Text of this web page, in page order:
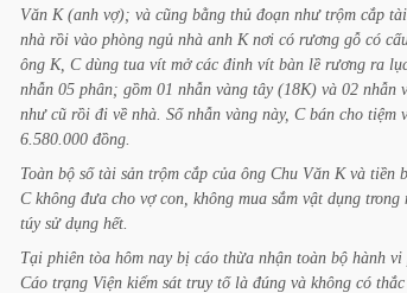
Văn K (anh vợ); và cũng bằng thủ đoạn như trộm cắp tài
nhà rồi vào phòng ngủ nhà anh K nơi có rương gỗ có
ông K, C dùng tua vít mở các đinh vít bàn lề rương ra
nhẫn 05 phân; gồm 01 nhẫn vàng tây (18K) và 02 nhẫn
như cũ rồi đi về nhà. Số nhẫn vàng này, C bán cho tiệm
6.580.000 đồng.
Toàn bộ số tài sản trộm cắp của ông Chu Văn K và tiền
C không đưa cho vợ con, không mua sắm vật dụng trong
túy sử dụng hết.
Tại phiên tòa hôm nay bị cáo thừa nhận toàn bộ hành vi
Cáo trạng Viện kiểm sát truy tố là đúng và không có thắc